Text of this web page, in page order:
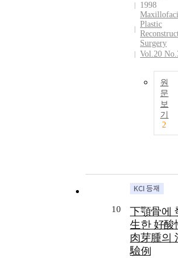
1998
Plastic
Surgery
Vol.20
원
문
보
기
2
10
下顎骨에
生한 好酸
肉芽腫의
驗例